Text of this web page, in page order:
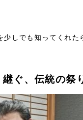
しでも知ってくれ
ぐ、伝統の祭